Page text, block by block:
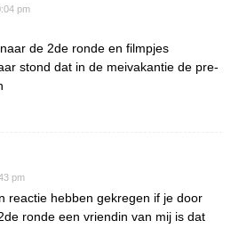
pm
de 2de ronde en filmpjes
stond dat in de meivakantie de pre-
pm
reactie hebben gekregen if je door
ronde een vriendin van mij is dat